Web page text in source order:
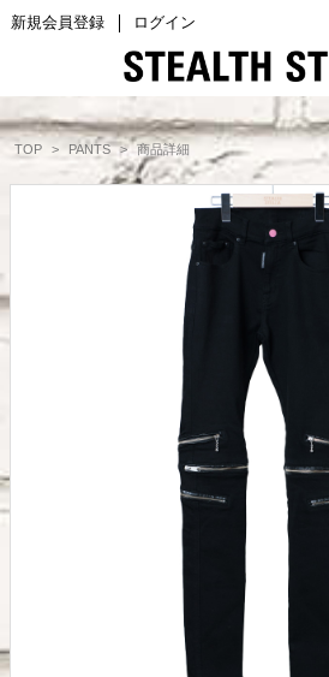
新規会員登録 ログイン
TOP PANTS 商品詳細